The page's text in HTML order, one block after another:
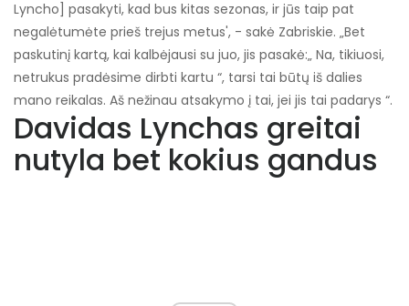
Lyncho] pasakyti, kad bus kitas sezonas, ir jūs taip pat
negalėtumėte prieš trejus metus', - sakė Zabriskie. „Bet
paskutinį kartą, kai kalbėjausi su juo, jis pasakė:„ Na, tikiuosi,
netrukus pradėsime dirbti kartu “, tarsi tai būtų iš dalies
mano reikalas. Aš nežinau atsakymo į tai, jei jis tai padarys “.
Davidas Lynchas greitai
nutyla bet kokius gandus